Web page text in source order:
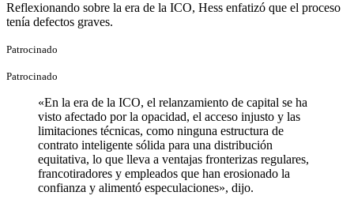
Reflexionando sobre la era de la ICO, Hess enfatizó que el proceso
tenía defectos graves.
Patrocinado
Patrocinado
«En la era de la ICO, el relanzamiento de capital se ha
visto afectado por la opacidad, el acceso injusto y las
limitaciones técnicas, como ninguna estructura de
contrato inteligente sólida para una distribución
equitativa, lo que lleva a ventajas fronterizas regulares,
francotiradores y empleados que han erosionado la
confianza y alimentó especulaciones», dijo.